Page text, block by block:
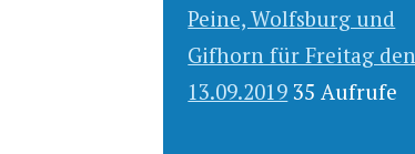
Peine, Wolfsburg und
Gifhorn für Freitag den
13.09.2019 35 Aufrufe